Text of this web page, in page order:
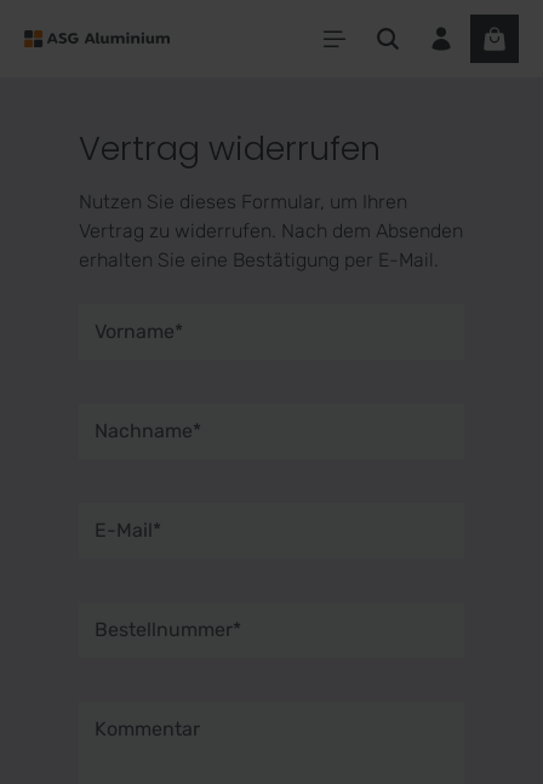
Vertrag widerrufen
Nutzen Sie dieses Formular, um Ihren
Vertrag zu widerrufen. Nach dem Absenden
erhalten Sie eine Bestätigung per E-Mail.
Vorname*
Nachname*
E-Mail*
Bestellnummer*
Kommentar